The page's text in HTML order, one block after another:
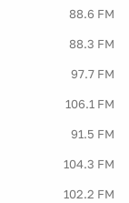
88.6 FM
88.3 FM
97.7 FM
106.1 FM
91.5 FM
104.3 FM
102.2 FM